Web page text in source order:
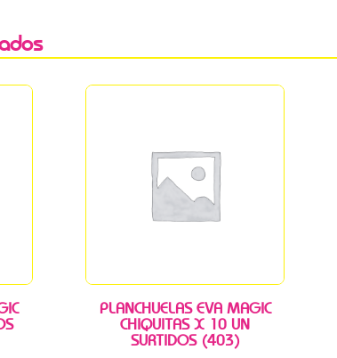
PLANCHUELAS EVA MAGIC
CHIQUITAS X 10 UN
SURTIDOS (403)